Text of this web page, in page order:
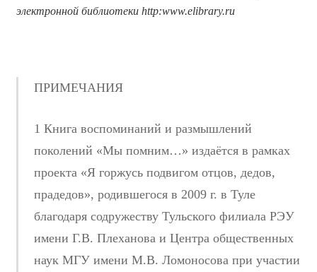
электронной библиотеки http:www.elibrary.ru
ПРИМЕЧАНИЯ
1 Книга воспоминаний и размышлений
поколений «Мы помним…» издаётся в рамках
проекта «Я горжусь подвигом отцов, дедов,
прадедов», родившегося в 2009 г. в Туле
благодаря содружеству Тульского филиала РЭУ
имени Г.В. Плеханова и Центра общественных
наук МГУ имени М.В. Ломоносова при участии